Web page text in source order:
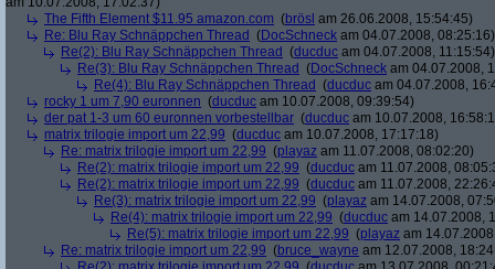
The Fifth Element $11.95 amazon.com (brösl am 26.06.2008, 15:54:45)
Re: Blu Ray Schnäppchen Thread (DocSchneck am 04.07.2008, 08:25:16)
Re(2): Blu Ray Schnäppchen Thread (ducduc am 04.07.2008, 11:15:54)
Re(3): Blu Ray Schnäppchen Thread (DocSchneck am 04.07.2008,
Re(4): Blu Ray Schnäppchen Thread (ducduc am 04.07.2008,
rocky 1 um 7,90 euronnen (ducduc am 10.07.2008, 09:39:54)
der pat 1-3 um 60 euronnen vorbestellbar (ducduc am 10.07.2008,
matrix trilogie import um 22,99 (ducduc am 10.07.2008, 17:17:18)
Re: matrix trilogie import um 22,99 (playaz am 11.07.2008, 08:02:20)
Re(2): matrix trilogie import um 22,99 (ducduc am 11.07.2008,
Re(2): matrix trilogie import um 22,99 (ducduc am 11.07.2008,
Re(3): matrix trilogie import um 22,99 (playaz am 14.07.2008,
Re(4): matrix trilogie import um 22,99 (ducduc am 14.07.2008,
Re(5): matrix trilogie import um 22,99 (playaz am
Re: matrix trilogie import um 22,99 (bruce_wayne am 12.07.2008,